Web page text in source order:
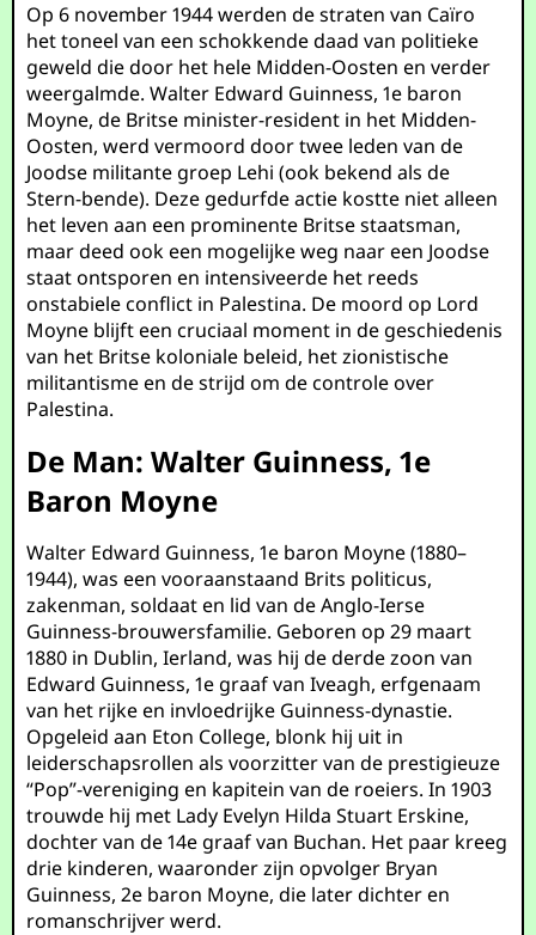
Op 6 november 1944 werden de straten van Caïro
het toneel van een schokkende daad van politieke
geweld die door het hele Midden-Oosten en verder
weergalmde. Walter Edward Guinness, 1e baron
Moyne, de Britse minister-resident in het Midden-
Oosten, werd vermoord door twee leden van de
Joodse militante groep Lehi (ook bekend als de
Stern-bende). Deze gedurfde actie kostte niet alleen
het leven aan een prominente Britse staatsman,
maar deed ook een mogelijke weg naar een Joodse
staat ontsporen en intensiveerde het reeds
onstabiele conflict in Palestina. De moord op Lord
Moyne blijft een cruciaal moment in de geschiedenis
van het Britse koloniale beleid, het zionistische
militantisme en de strijd om de controle over
Palestina.
De Man: Walter Guinness, 1e
Baron Moyne
Walter Edward Guinness, 1e baron Moyne (1880–
1944), was een vooraanstaand Brits politicus,
zakenman, soldaat en lid van de Anglo-Ierse
Guinness-brouwersfamilie. Geboren op 29 maart
1880 in Dublin, Ierland, was hij de derde zoon van
Edward Guinness, 1e graaf van Iveagh, erfgenaam
van het rijke en invloedrijke Guinness-dynastie.
Opgeleid aan Eton College, blonk hij uit in
leiderschapsrollen als voorzitter van de prestigieuze
“Pop”-vereniging en kapitein van de roeiers. In 1903
trouwde hij met Lady Evelyn Hilda Stuart Erskine,
dochter van de 14e graaf van Buchan. Het paar kreeg
drie kinderen, waaronder zijn opvolger Bryan
Guinness, 2e baron Moyne, die later dichter en
romanschrijver werd.